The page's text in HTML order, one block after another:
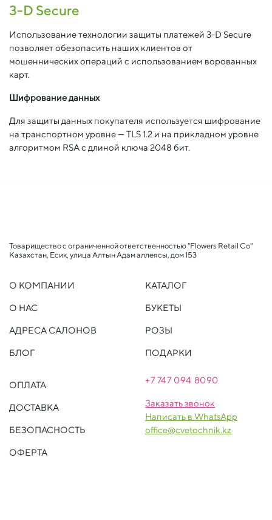
3-D Secure
Использование технологии защиты платежей 3-D Secure
позволяет обезопасить наших клиентов от
мошеннических операций с использованием ворованных
карт.
Шифрование данных
Для защиты данных покупателя используется шифрование
на транспортном уровне — TLS 1.2 и на прикладном уровне
алгоритмом RSA с длиной ключа 2048 бит.
Товарищество с ограниченной ответственностью "Flowers Retail Co"
Казахстан, Есик, улица Алтын Адам аллеясы, дом 153
О КОМПАНИИ
О НАС
АДРЕСА САЛОНОВ
БЛОГ
КАТАЛОГ
БУКЕТЫ
РОЗЫ
ПОДАРКИ
ОПЛАТА
ДОСТАВКА
БЕЗОПАСНОСТЬ
ОФЕРТА
+7 747 094 8090
Заказать звонок
Написать в WhatsApp
office@cvetochnik.kz